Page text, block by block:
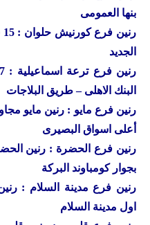
بنها العمومى
الجديد
البنك الاهلى – طريق البلاجات
أعلى اسواق البصيرى
رنين فرع الحضرة : رنين
بجوار كومباوند البركة
اول مدينة السلام